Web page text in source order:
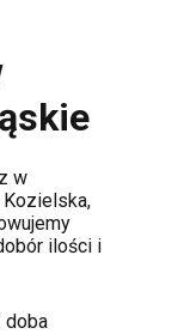
w
Kozielska,
ilości i
doba